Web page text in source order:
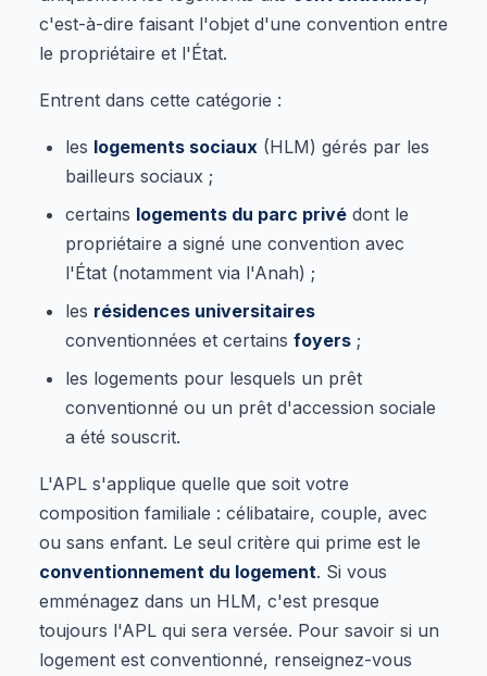
c'est-à-dire faisant l'objet d'une convention entre
le propriétaire et l'État.
Entrent dans cette catégorie :
les logements sociaux (HLM) gérés par les
bailleurs sociaux ;
certains logements du parc privé dont le
propriétaire a signé une convention avec
l'État (notamment via l'Anah) ;
les résidences universitaires
conventionnées et certains foyers ;
les logements pour lesquels un prêt
conventionné ou un prêt d'accession sociale
a été souscrit.
L'APL s'applique quelle que soit votre
composition familiale : célibataire, couple, avec
ou sans enfant. Le seul critère qui prime est le
conventionnement du logement. Si vous
emménagez dans un HLM, c'est presque
toujours l'APL qui sera versée. Pour savoir si un
logement est conventionné, renseignez-vous